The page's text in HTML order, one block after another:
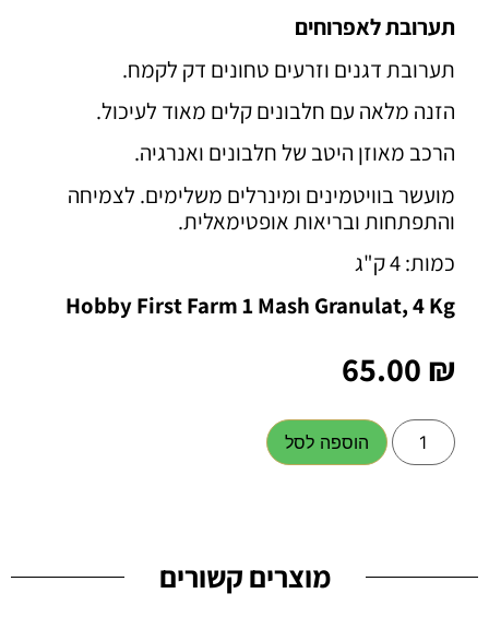
תערובת לאפרוחים
תערובת דגנים וזרעים טחונים דק לקמח.
הזנה מלאה עם חלבונים קלים מאוד לעיכול.
הרכב מאוזן היטב של חלבונים ואנרגיה.
מועשר בוויטמינים ומינרלים משלימים. לצמיחה
והתפתחות ובריאות אופטימאלית.
כמות: 4 ק"ג
Hobby First Farm 1 Mash Granulat, 4 Kg
65.00 ₪
הוספה לסל
מוצרים קשורים